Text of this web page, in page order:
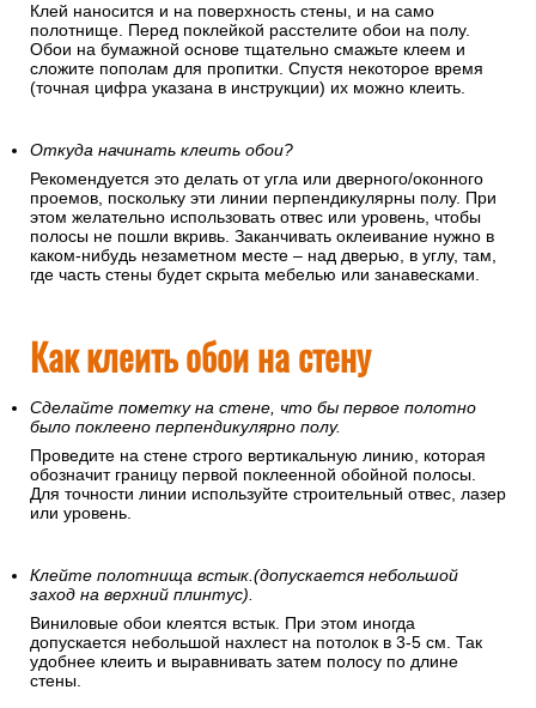
Клей наносится и на поверхность стены, и на само
полотнище. Перед поклейкой расстелите обои на полу.
Обои на бумажной основе тщательно смажьте клеем и
сложите пополам для пропитки. Спустя некоторое время
(точная цифра указана в инструкции) их можно клеить.
Откуда начинать клеить обои?
Рекомендуется это делать от угла или дверного/оконного
проемов, поскольку эти линии перпендикулярны полу. При
этом желательно использовать отвес или уровень, чтобы
полосы не пошли вкривь. Заканчивать оклеивание нужно в
каком-нибудь незаметном месте – над дверью, в углу, там,
где часть стены будет скрыта мебелью или занавесками.
Как клеить обои на стену
Сделайте пометку на стене, что бы первое полотно
было поклеено перпендикулярно полу.
Проведите на стене строго вертикальную линию, которая
обозначит границу первой поклеенной обойной полосы.
Для точности линии используйте строительный отвес, лазер
или уровень.
Клейте полотнища встык.(допускается небольшой
заход на верхний плинтус).
Виниловые обои клеятся встык. При этом иногда
допускается небольшой нахлест на потолок в 3-5 см. Так
удобнее клеить и выравнивать затем полосу по длине
стены.